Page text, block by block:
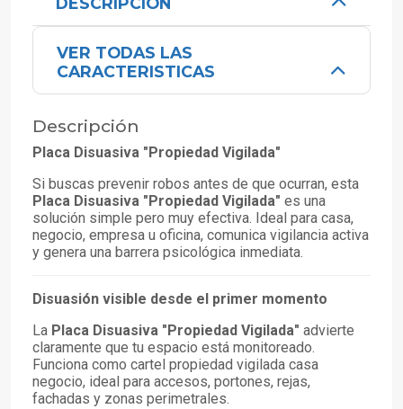
VER TODAS LAS
CARACTERISTICAS
Descripción
Placa Disuasiva "Propiedad Vigilada"
Si buscas prevenir robos antes de que ocurran, esta
Placa Disuasiva "Propiedad Vigilada" es una
solución simple pero muy efectiva. Ideal para casa,
negocio, empresa u oficina, comunica vigilancia activa
y genera una barrera psicológica inmediata.
Disuasión visible desde el primer momento
La Placa Disuasiva "Propiedad Vigilada" advierte
claramente que tu espacio está monitoreado.
Funciona como cartel propiedad vigilada casa
negocio, ideal para accesos, portones, rejas,
fachadas y zonas perimetrales.